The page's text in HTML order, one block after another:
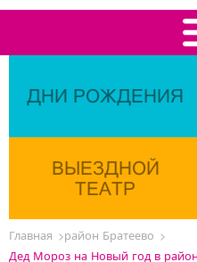
ДНИ РОЖДЕНИЯ
ВЫЕЗДНОЙ
ТЕАТР
Главная
район Братеево
Дед Мороз на Новый год в